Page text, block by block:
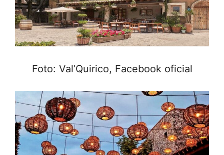
Foto: Val’Quirico, Facebook oficial